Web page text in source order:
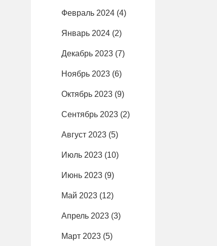
Февраль 2024 (4)
Январь 2024 (2)
Декабрь 2023 (7)
Ноябрь 2023 (6)
Октябрь 2023 (9)
Сентябрь 2023 (2)
Август 2023 (5)
Июль 2023 (10)
Июнь 2023 (9)
Май 2023 (12)
Апрель 2023 (3)
Март 2023 (5)